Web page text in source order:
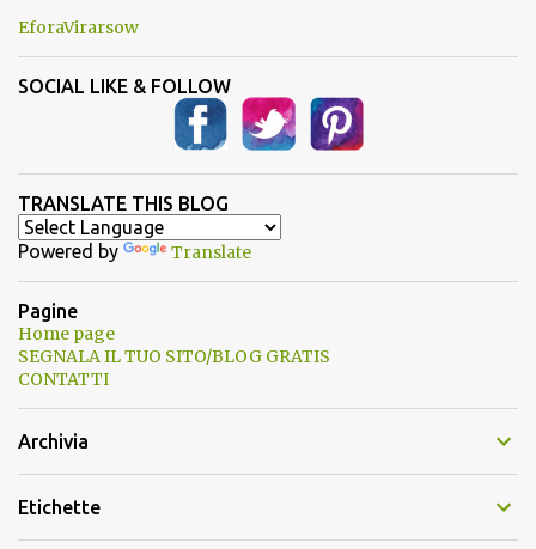
EforaVirarsow
SOCIAL LIKE & FOLLOW
TRANSLATE THIS BLOG
Powered by Translate
Pagine
Home page
SEGNALA IL TUO SITO/BLOG GRATIS
CONTATTI
Archivia
Etichette